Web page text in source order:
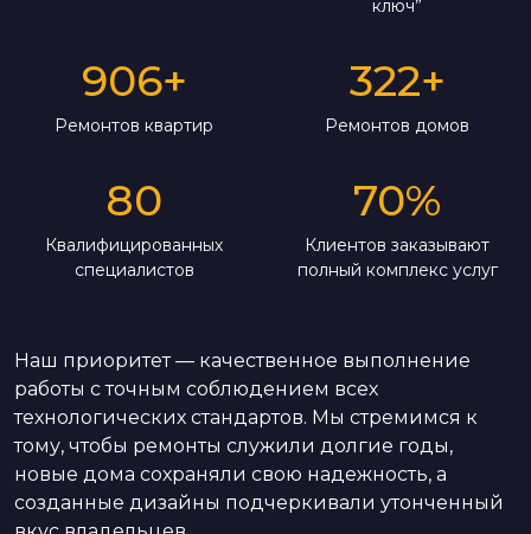
ключ”
906+
Ремонтов квартир
322+
Ремонтов домов
80
Квалифицированных
специалистов
70%
Клиентов заказывают
полный комплекс услуг
Наш приоритет — качественное выполнение
работы с точным соблюдением всех
технологических стандартов. Мы стремимся к
тому, чтобы ремонты служили долгие годы,
новые дома сохраняли свою надежность, а
созданные дизайны подчеркивали утонченный